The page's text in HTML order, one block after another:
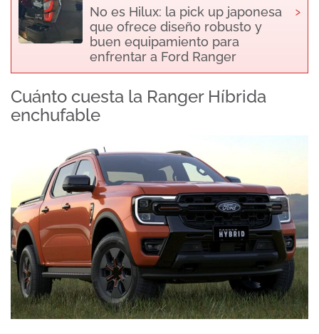
No es Hilux: la pick up japonesa
que ofrece diseño robusto y
buen equipamiento para
enfrentar a Ford Ranger
›
Cuánto cuesta la Ranger Híbrida
enchufable